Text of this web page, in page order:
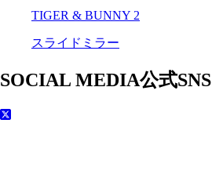
TIGER & BUNNY 2
スライドミラー
SOCIAL MEDIA公式SNS